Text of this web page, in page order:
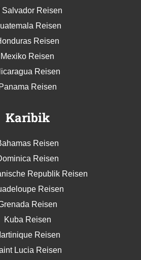
Salvador Reisen
Reisen
Reisen
Mexiko Reisen
Reisen
Panama Reisen
Karibik
Reisen
Reisen
Republik Reisen
Reisen
Reisen
Kuba Reisen
Reisen
Lucia Reisen